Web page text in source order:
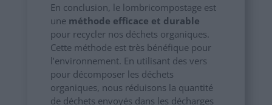
En conclusion, le lombricompostage est
une méthode efficace et durable
pour recycler nos déchets organiques.
Cette méthode est très bénéfique pour
l’environnement. En utilisant des vers
pour décomposer les déchets
organiques, nous réduisons la quantité
de déchets envoyés dans les décharges